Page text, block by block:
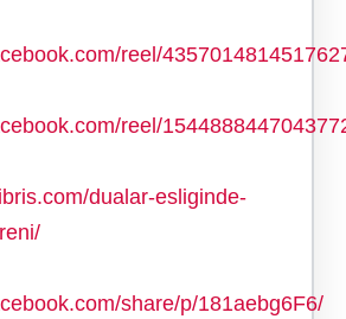
reel/
reel/
dualar-esliginde-
share/p/181aebg6F6/